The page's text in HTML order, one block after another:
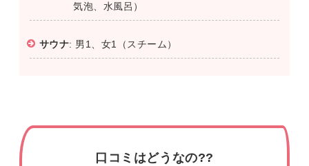
気泡、水風呂）
サウナ: 男1、女1（スチーム）
口コミはどうなの??